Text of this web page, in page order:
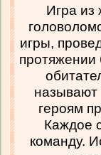
Игра из
игры,
протяжении
героям
Каждое
команду.